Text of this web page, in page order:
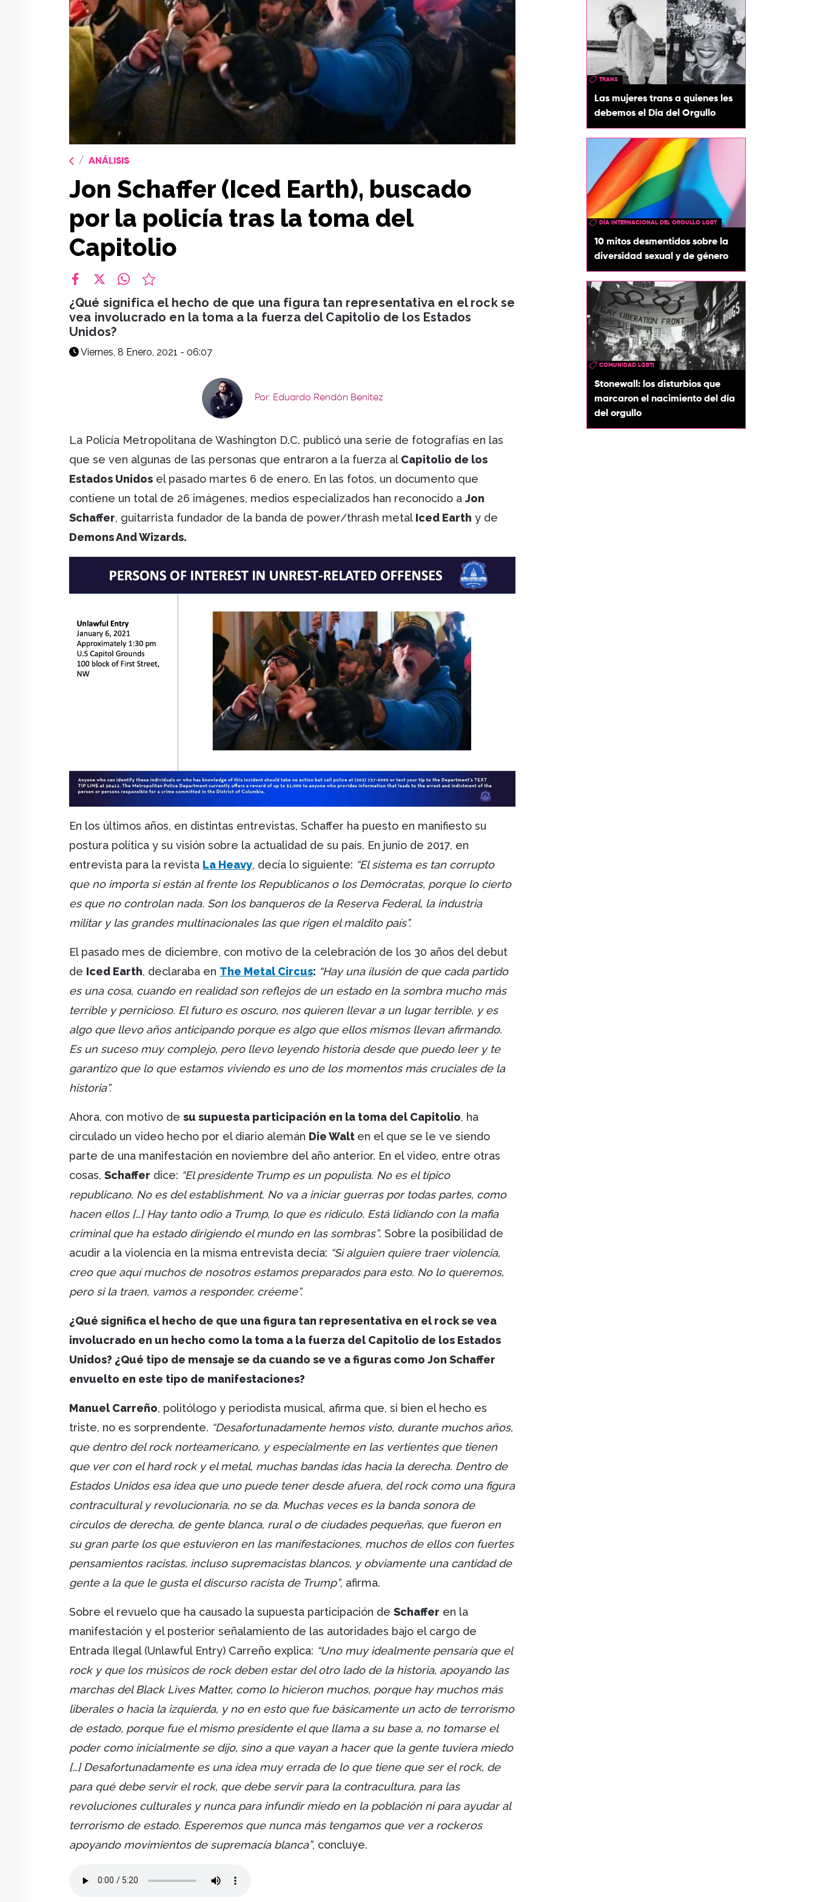
ANÁLISIS
Jon Schaffer (Iced Earth), buscado
por la policía tras la toma del
Capitolio
¿Qué significa el hecho de que una figura tan representativa en el rock se
vea involucrado en la toma a la fuerza del Capitolio de los Estados
Unidos?
Viernes, 8 Enero, 2021 - 06:07
Por: Eduardo Rendón Benítez
La Policía Metropolitana de Washington D.C. publicó una serie de fotografías en las
que se ven algunas de las personas que entraron a la fuerza al Capitolio de los
Estados Unidos el pasado martes 6 de enero. En las fotos, un documento que
contiene un total de 26 imágenes, medios especializados han reconocido a Jon
Schaffer, guitarrista fundador de la banda de power/thrash metal Iced Earth y de
Demons And Wizards.
En los últimos años, en distintas entrevistas, Schaffer ha puesto en manifiesto su
postura política y su visión sobre la actualidad de su país. En junio de 2017, en
entrevista para la revista La Heavy, decía lo siguiente: “El sistema es tan corrupto
que no importa si están al frente los Republicanos o los Demócratas, porque lo cierto
es que no controlan nada. Son los banqueros de la Reserva Federal, la industria
militar y las grandes multinacionales las que rigen el maldito país”.
El pasado mes de diciembre, con motivo de la celebración de los 30 años del debut
de Iced Earth, declaraba en The Metal Circus: “Hay una ilusión de que cada partido
es una cosa, cuando en realidad son reflejos de un estado en la sombra mucho más
terrible y pernicioso. El futuro es oscuro, nos quieren llevar a un lugar terrible, y es
algo que llevo años anticipando porque es algo que ellos mismos llevan afirmando.
Es un suceso muy complejo, pero llevo leyendo historia desde que puedo leer y te
garantizo que lo que estamos viviendo es uno de los momentos más cruciales de la
historia”.
Ahora, con motivo de su supuesta participación en la toma del Capitolio, ha
circulado un video hecho por el diario alemán Die Walt en el que se le ve siendo
parte de una manifestación en noviembre del año anterior. En el video, entre otras
cosas, Schaffer dice: “El presidente Trump es un populista. No es el típico
republicano. No es del establishment. No va a iniciar guerras por todas partes, como
hacen ellos […] Hay tanto odio a Trump, lo que es ridículo. Está lidiando con la mafia
criminal que ha estado dirigiendo el mundo en las sombras”. Sobre la posibilidad de
acudir a la violencia en la misma entrevista decía: “Si alguien quiere traer violencia,
creo que aquí muchos de nosotros estamos preparados para esto. No lo queremos,
pero si la traen, vamos a responder, créeme”.
¿Qué significa el hecho de que una figura tan representativa en el rock se vea
involucrado en un hecho como la toma a la fuerza del Capitolio de los Estados
Unidos? ¿Qué tipo de mensaje se da cuando se ve a figuras como Jon Schaffer
envuelto en este tipo de manifestaciones?
Manuel Carreño, politólogo y periodista musical, afirma que, si bien el hecho es
triste, no es sorprendente. “Desafortunadamente hemos visto, durante muchos años,
que dentro del rock norteamericano, y especialmente en las vertientes que tienen
que ver con el hard rock y el metal, muchas bandas idas hacia la derecha. Dentro de
Estados Unidos esa idea que uno puede tener desde afuera, del rock como una figura
contracultural y revolucionaria, no se da. Muchas veces es la banda sonora de
círculos de derecha, de gente blanca, rural o de ciudades pequeñas, que fueron en
su gran parte los que estuvieron en las manifestaciones, muchos de ellos con fuertes
pensamientos racistas, incluso supremacistas blancos, y obviamente una cantidad de
gente a la que le gusta el discurso racista de Trump”, afirma.
Sobre el revuelo que ha causado la supuesta participación de Schaffer en la
manifestación y el posterior señalamiento de las autoridades bajo el cargo de
Entrada Ilegal (Unlawful Entry) Carreño explica: “Uno muy idealmente pensaría que el
rock y que los músicos de rock deben estar del otro lado de la historia, apoyando las
marchas del Black Lives Matter, como lo hicieron muchos, porque hay muchos más
liberales o hacia la izquierda, y no en esto que fue básicamente un acto de terrorismo
de estado, porque fue el mismo presidente el que llama a su base a, no tomarse el
poder como inicialmente se dijo, sino a que vayan a hacer que la gente tuviera miedo
[…] Desafortunadamente es una idea muy errada de lo que tiene que ser el rock, de
para qué debe servir el rock, que debe servir para la contracultura, para las
revoluciones culturales y nunca para infundir miedo en la población ni para ayudar al
terrorismo de estado. Esperemos que nunca más tengamos que ver a rockeros
apoyando movimientos de supremacía blanca”, concluye.
TRANS
Las mujeres trans a quienes les
debemos el Día del Orgullo
DÍA INTERNACIONAL DEL ORGULLO LGBT
10 mitos desmentidos sobre la
diversidad sexual y de género
COMUNIDAD LGBTI
Stonewall: los disturbios que
marcaron el nacimiento del día
del orgullo